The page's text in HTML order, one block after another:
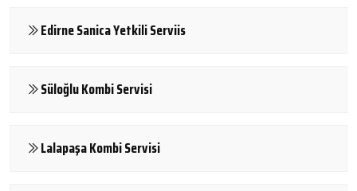
Edirne Sanica Yetkili Serviis
Süloğlu Kombi Servisi
Lalapaşa Kombi Servisi